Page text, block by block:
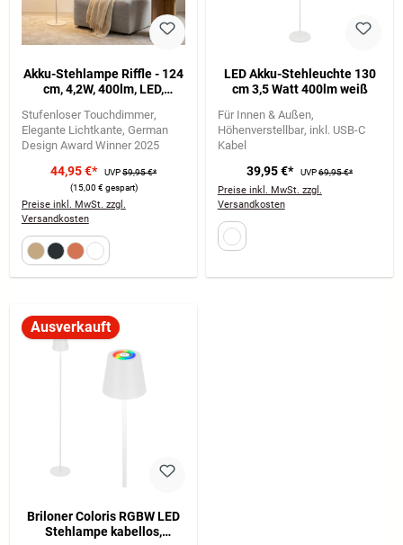
Akku-Stehlampe Riffle - 124
cm, 4,2W, 400lm, LED,
Weiß
Stufenloser Touchdimmer
Elegante Lichtkante German
Design Award Winner 2025
44,95 €* UVP59,95 €*
(15,00 € gespart)
Preise inkl. MwSt. zzgl.
Versandkosten
LED Akku-Stehleuchte 130
cm 3,5 Watt 400lm weiß
Für Innen & Außen
Höhenverstellbar inkl. USB-C
Kabel
39,95 €* UVP69,95 €*
Preise inkl. MwSt. zzgl.
Versandkosten
Ausverkauft
Briloner Coloris RGBW LED
Stehlampe kabellos,